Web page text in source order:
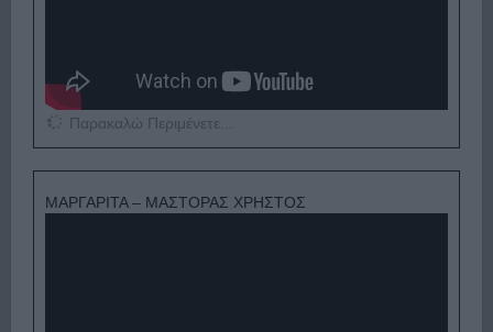
Παρακαλώ Περιμένετε...
ΜΑΡΓΑΡΙΤΑ – ΜΑΣΤΟΡΑΣ ΧΡΗΣΤΟΣ